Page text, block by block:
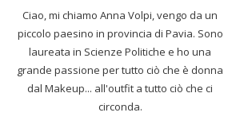
Ciao, mi chiamo Anna Volpi, vengo da un
piccolo paesino in provincia di Pavia. Sono
laureata in Scienze Politiche e ho una
grande passione per tutto ciò che è donna
dal Makeup... all'outfit a tutto ciò che ci
circonda.